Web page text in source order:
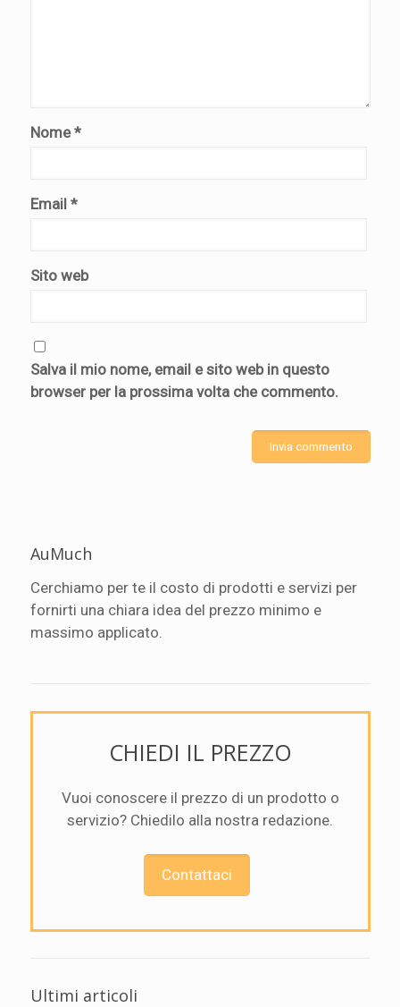
Nome*
Email *
Sito web
Salva il mio nome, email e sito web in questo
browser per la prossima volta che commento.
AuMuch
Cerchiamo per te il costo di prodotti e servizi per
fornirti una chiara idea del prezzo minimo e
massimo applicato.
CHIEDI IL PREZZO
Vuoi conoscere il prezzo di un prodotto o
servizio? Chiedilo alla nostra redazione.
Contattaci
Ultimi articoli